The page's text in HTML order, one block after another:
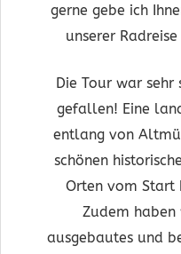
gerne gebe ich
unserer
Die Tour war
gefallen! Eine
entlang von
schönen
Orten vom Start
Zudem
ausgebautes und